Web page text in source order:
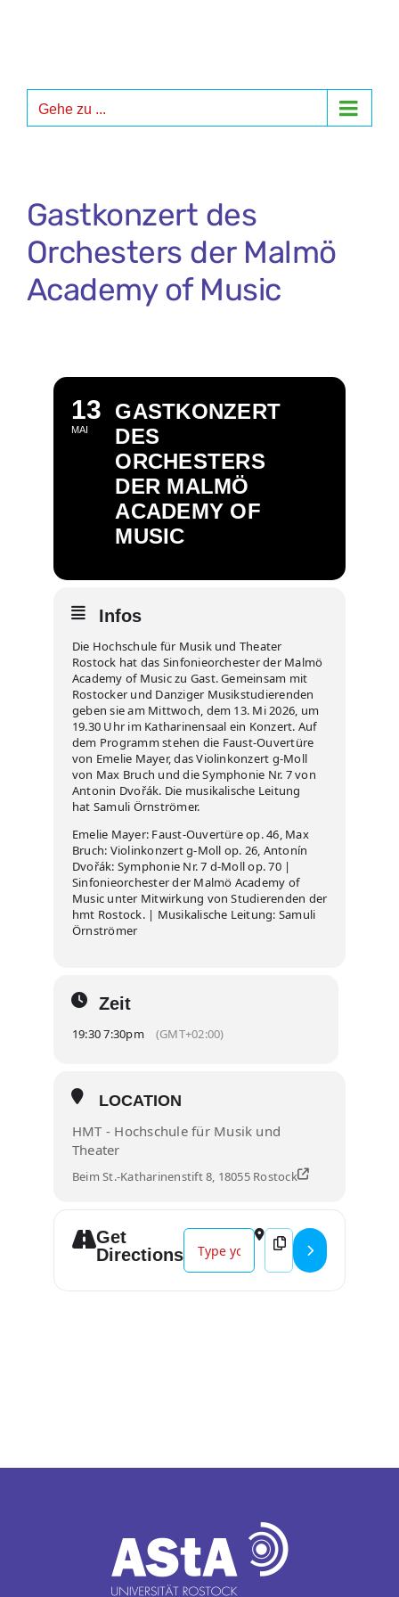
Gehe zu ...
Gastkonzert des
Orchesters der Malmö
Academy of Music
13
MAI
GASTKONZERT
DES
ORCHESTERS
DER MALMÖ
ACADEMY OF
MUSIC
Infos
Die Hochschule für Musik und Theater
Rostock hat das Sinfonieorchester der Malmö
Academy of Music zu Gast. Gemeinsam mit
Rostocker und Danziger Musikstudierenden
geben sie am Mittwoch, dem 13. Mi 2026, um
19.30 Uhr im Katharinensaal ein Konzert. Auf
dem Programm stehen die Faust-Ouvertüre
von Emelie Mayer, das Violinkonzert g-Moll
von Max Bruch und die Symphonie Nr. 7 von
Antonin Dvořák. Die musikalische Leitung
hat Samuli Örnströmer.
Emelie Mayer: Faust-Ouvertüre op. 46, Max
Bruch: Violinkonzert g-Moll op. 26, Antonín
Dvořák: Symphonie Nr. 7 d-Moll op. 70 |
Sinfonieorchester der Malmö Academy of
Music unter Mitwirkung von Studierenden der
hmt Rostock. | Musikalische Leitung: Samuli
Örnströmer
Zeit
19:30 7:30pm (GMT+02:00)
LOCATION
HMT - Hochschule für Musik und
Theater
Beim St.-Katharinenstift 8, 18055 Rostock
Get
Directions
Address - Gastkonzert des
Destination Address